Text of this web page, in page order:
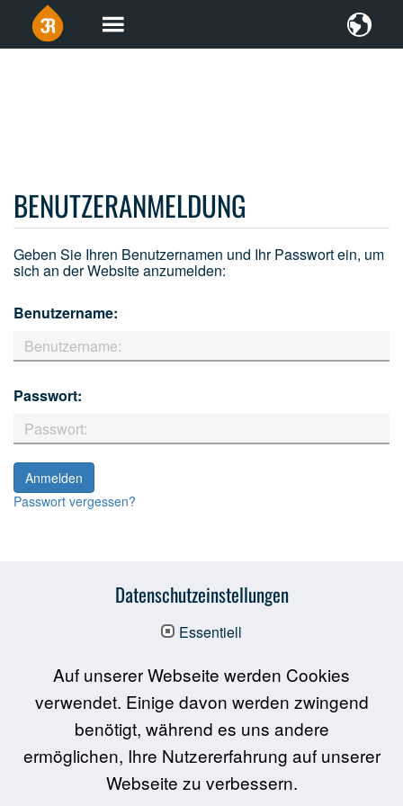
BENUTZERANMELDUNG
Geben Sie Ihren Benutzernamen und Ihr Passwort ein, um
sich an der Website anzumelden:
Benutzername:
Passwort:
Passwort vergessen?
Datenschutzeinstellungen
Essentiell
Auf unserer Webseite werden Cookies
verwendet. Einige davon werden zwingend
benötigt, während es uns andere
ermöglichen, Ihre Nutzererfahrung auf unserer
Webseite zu verbessern.
Über LAS interactive
Förderung & Partner
FAQ